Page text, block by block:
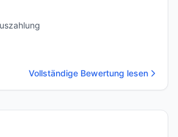
Vollständige Bewertung lesen